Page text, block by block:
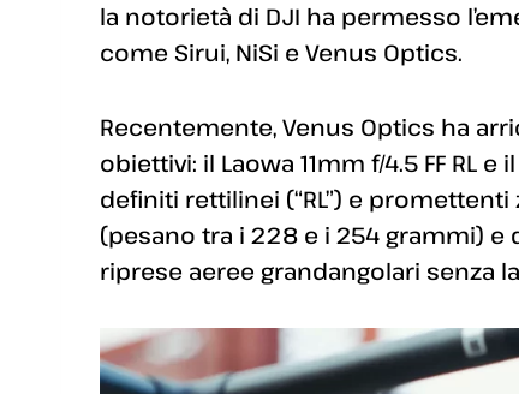
la notorietà di DJI ha permesso
come Sirui, NiSi e Venus Optics.
Recentemente, Venus Optics ha
obiettivi: il Laowa 11mm f/4.5 FF RL e
definiti rettilinei (“RL”) e
(pesano tra i 228 e i 254 grammi)
riprese aeree grandangolari senza